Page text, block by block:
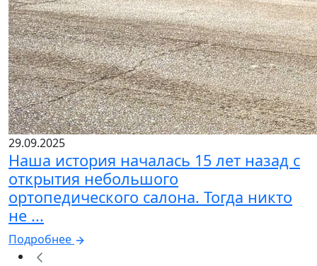
29.09.2025
Наша история началась 15 лет назад с
открытия небольшого
ортопедического салона. Тогда никто
не ...
Подробнее